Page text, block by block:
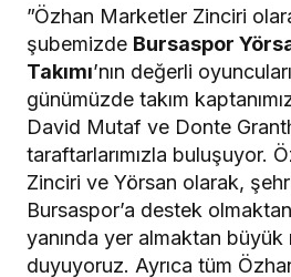
”Özhan Marketler Zinciri
şubemizde Bursaspor
Takımı’nın değerli
günümüzde takım
David Mutaf ve Donte
taraftarlarımızla buluşuyor.
Zinciri ve Yörsan olarak,
Bursaspor’a destek
yanında yer almaktan büyük
duyuyoruz. Ayrıca tüm